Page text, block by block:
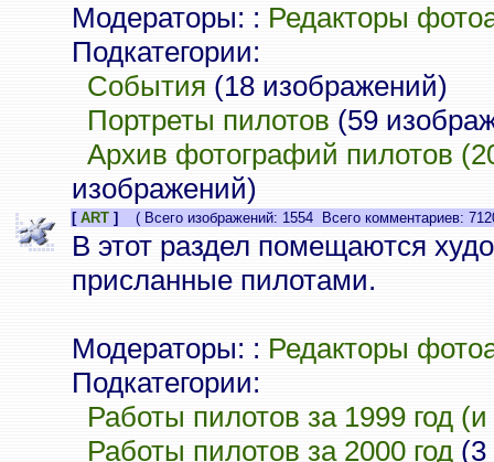
Модераторы: : Редакторы
Подкатегории:
События (18 изображений)
Портреты пилотов (59
Архив фотографий пилотов
изображений)
[ ART ] ( Всего изображений: 1554 Всего комментариев:
В этот раздел помещаются
присланные пилотами.
Модераторы: : Редакторы
Подкатегории:
Работы пилотов за 1999 год
Работы пилотов за 2000 год (3